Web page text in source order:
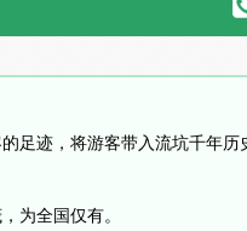
足迹，将游客带入流坑千年历
为全国仅有。